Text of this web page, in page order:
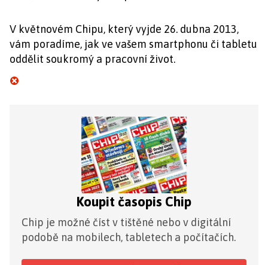
V květnovém Chipu, který vyjde 26. dubna 2013,
vám poradíme, jak ve vašem smartphonu či tabletu
oddělit soukromý a pracovní život.
Koupit časopis Chip
Chip je možné číst v tištěné nebo v digitální
podobě na mobilech, tabletech a počítačích.